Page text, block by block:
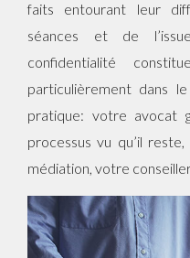
faits entourant leur
séances et de
confidentialité
particulièrement dans
pratique: votre avocat
processus vu qu’il
médiation, votre